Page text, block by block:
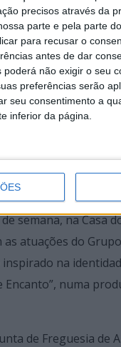
precisos através da
parte e pela parte
para recusar o
antes de dar
poderá não exigir o seu
preferências serão
seu consentimento a
inferior da página.
municipais
uma ação pública
Manuel Vinhas,
prosseguir o
semana, na Casa
atuações do
na
numa
de Freguesia de